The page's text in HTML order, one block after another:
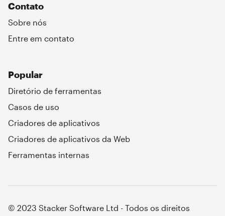
Popular
Diretório de ferramentas
Casos de uso
Criadores de aplicativos
Criadores de aplicativos da Web
Ferramentas internas
Contato
Sobre nós
Entre em contato
© 2023 Stacker Software Ltd - Todos os direitos